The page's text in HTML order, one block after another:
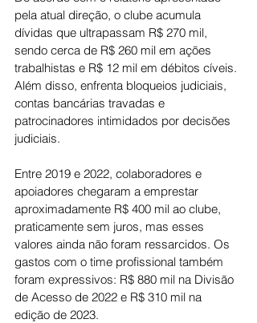
pela atual direção, o clube acumula
dívidas que ultrapassam R$ 270 mil,
sendo cerca de R$ 260 mil em ações
trabalhistas e R$ 12 mil em débitos cíveis.
Além disso, enfrenta bloqueios judiciais,
contas bancárias travadas e
patrocinadores intimidados por decisões
judiciais.
Entre 2019 e 2022, colaboradores e
apoiadores chegaram a emprestar
aproximadamente R$ 400 mil ao clube,
praticamente sem juros, mas esses
valores ainda não foram ressarcidos. Os
gastos com o time profissional também
foram expressivos: R$ 880 mil na Divisão
de Acesso de 2022 e R$ 310 mil na
edição de 2023.